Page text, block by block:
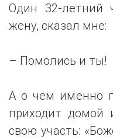
Один 32-летний
жену, сказал мне:
– Помолись и ты!
А о чем именно
приходит домой
свою участь: